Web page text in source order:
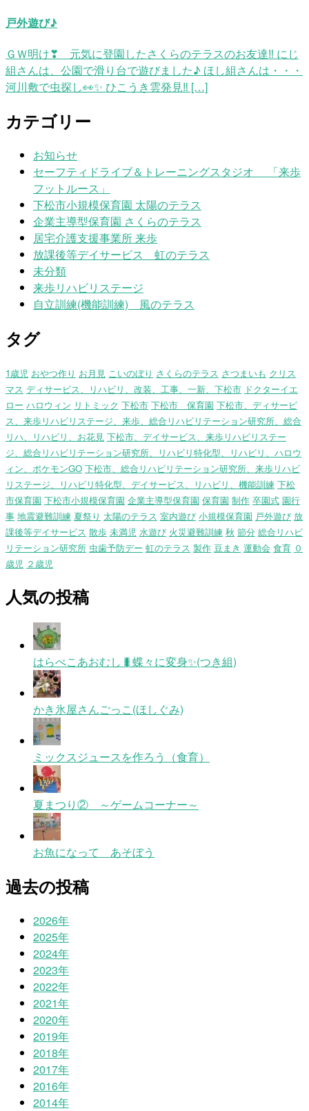
戸外遊び♪
ＧＷ明け❣ 元気に登園したさくらのテラスのお友達‼ にじ
組さんは、公園で滑り台で遊びました♪ ほし組さんは・・・
河川敷で虫探し👀✨ ひこうき雲発見‼ […]
カテゴリー
お知らせ
セーフティドライブ＆トレーニングスタジオ 「来歩
フットルース」
下松市小規模保育園 太陽のテラス
企業主導型保育園 さくらのテラス
居宅介護支援事業所 来歩
放課後等デイサービス 虹のテラス
未分類
来歩リハビリステージ
自立訓練(機能訓練) 風のテラス
タグ
1歳児 おやつ作り お月見 こいのぼり さくらのテラス さつまいも クリス
マス ディサービス、リハビリ、改装、工事、一新、下松市 ドクターイエ
ロー ハロウィン リトミック 下松市 下松市 保育園 下松市、ディサービ
ス、来歩リハビリステージ、来歩、総合リハビリテーション研究所、総合
リハ、リハビリ、お花見 下松市、デイサービス、来歩リハビリステー
ジ、総合リハビリテーション研究所、リハビリ特化型、リハビリ、ハロウ
ィン、ポケモンGO 下松市、総合リハビリテーション研究所、来歩リハビ
リステージ、リハビリ特化型、デイサービス、リハビリ、機能訓練 下松
市保育園 下松市小規模保育園 企業主導型保育園 保育園 制作 卒園式 園行
事 地震避難訓練 夏祭り 太陽のテラス 室内遊び 小規模保育園 戸外遊び 放
課後等デイサービス 散歩 未満児 水遊び 火災避難訓練 秋 節分 総合リハビ
リテーション研究所 虫歯予防デー 虹のテラス 製作 豆まき 運動会 食育 ０
歳児 ２歳児
人気の投稿
はらぺこあおむし🐛蝶々に変身✨(つき組)
かき氷屋さんごっこ(ほしぐみ)
ミックスジュースを作ろう（食育）
夏まつり② ～ゲームコーナー～
お魚になって あそぼう
過去の投稿
2026年
2025年
2024年
2023年
2022年
2021年
2020年
2019年
2018年
2017年
2016年
2014年